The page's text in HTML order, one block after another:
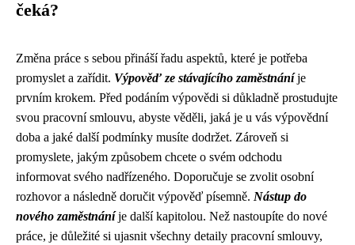
čeká?
Změna práce s sebou přináší řadu aspektů, které je potřeba
promyslet a zařídit. Výpověď ze stávajícího zaměstnáníje
prvním krokem. Před podáním výpovědi si důkladně prostudujte
svou pracovní smlouvu, abyste věděli, jaká je u vás výpovědní
doba a jaké další podmínky musíte dodržet. Zároveň si
promyslete, jakým způsobem chcete o svém odchodu
informovat svého nadřízeného. Doporučuje se zvolit osobní
rozhovor a následně doručit výpověď písemně. Nástup do
nového zaměstnáníje další kapitolou. Než nastoupíte do nové
práce, je důležité si ujasnit všechny detaily pracovní smlouvy,